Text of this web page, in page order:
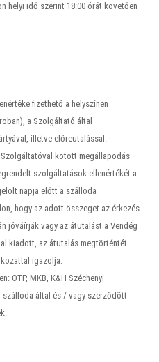
helyi idő szerint 18:00 órát követően
fizethető a helyszínen
a Szolgáltató által
illetve előreutalással.
Szolgáltatóval kötött megállapodás
szolgáltatások ellenértékét a
napja előtt a szálloda
hogy az adott összeget az érkezés
jóváírják vagy az átutalást a Vendég
kiadott, az átutalás megtörténtét
igazolja.
OTP, MKB, K&H Széchenyi
szálloda által és / vagy szerződött